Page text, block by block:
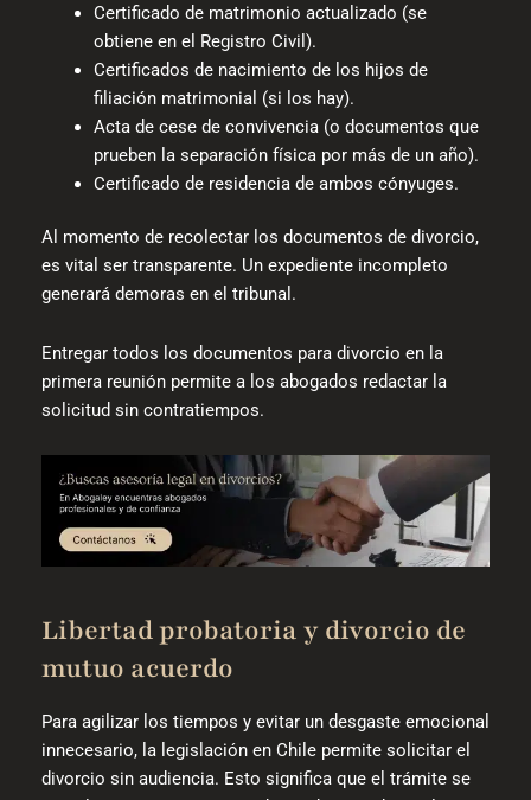
Certificado de matrimonio actualizado (se
obtiene en el Registro Civil).
Certificados de nacimiento de los hijos de
filiación matrimonial (si los hay).
Acta de cese de convivencia (o documentos que
prueben la separación física por más de un año).
Certificado de residencia de ambos cónyuges.
Al momento de recolectar los documentos de divorcio,
es vital ser transparente. Un expediente incompleto
generará demoras en el tribunal.
Entregar todos los documentos para divorcio en la
primera reunión permite a los abogados redactar la
solicitud sin contratiempos.
Libertad probatoria y divorcio de
mutuo acuerdo
Para agilizar los tiempos y evitar un desgaste emocional
innecesario, la legislación en Chile permite solicitar el
divorcio sin audiencia. Esto significa que el trámite se